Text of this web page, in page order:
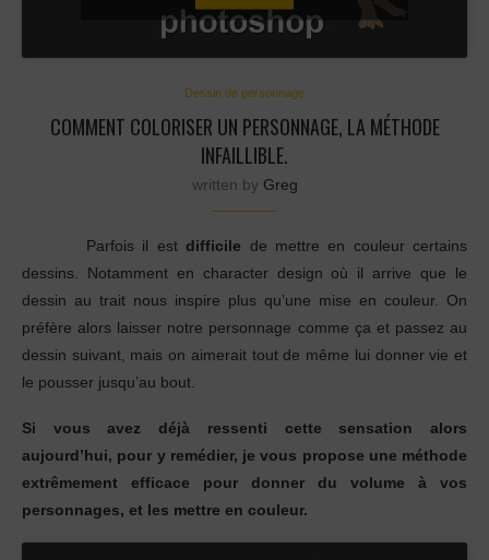
Dessin de personnage
COMMENT COLORISER UN PERSONNAGE, LA MÉTHODE
INFAILLIBLE.
written by Greg
Parfois il estdifficile de mettre en couleur certains
dessins. Notamment en character design où il arrive que le
dessin au trait nous inspire plus qu’une mise en couleur. On
préfère alors laisser notre personnage comme ça et passez au
dessin suivant, mais on aimerait tout de même lui donner vie et
le pousser jusqu’au bout.
Si vous avez déjà ressenti cette sensation alors
aujourd’hui, pour y remédier, je vous propose une méthode
extrêmement efficace pour donner du volume à vos
personnages, et les mettre en couleur.